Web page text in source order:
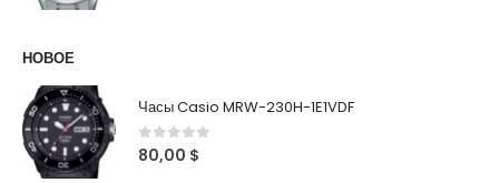
НОВОЕ
Часы Casio MRW-230H-1E1VDF
0out of 5
80,00 $